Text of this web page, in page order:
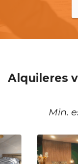
Alquileres
Min.